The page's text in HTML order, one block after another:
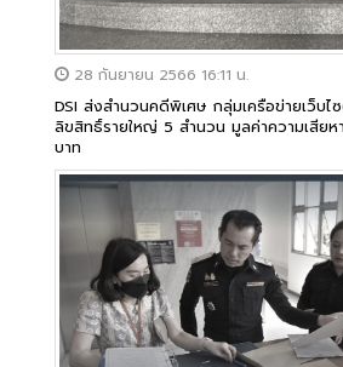
28 กันยายน 2566 16:11 น.
DSI ส่งสำนวนคดีพิเศษ กลุ่มเครือข่ายเว็บไ
ลิขสิทธิ์รายใหญ่ 5 สำนวน มูลค่าความเสีย
บาท